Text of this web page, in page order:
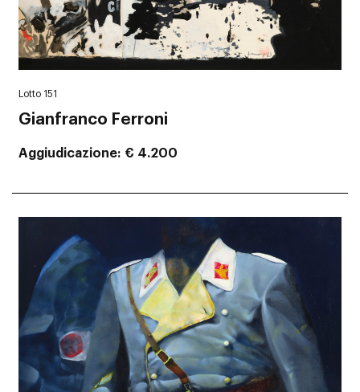
Lotto 151
Gianfranco Ferroni
Aggiudicazione € 4.200